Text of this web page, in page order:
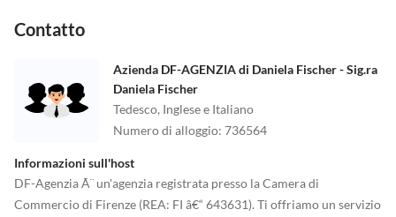
rappresentazioni operistiche.
Gli amanti della natura apprezzeranno la visita al Parco Naturale di
Migliarino S. Rossore con una gita in barca sul Lago di
Massaciuccoli, il piÃ¹ grande lago della Toscana.
trovano nel raggio di 2 a 4 chilometri, per il golf a Tirrenia sono 25
chilometri.
Contatto
Azienda DF-AGENZIA di Daniela Fischer - Sig.ra
Daniela Fischer
Tedesco, Inglese e Italiano
Numero di alloggio: 736564
Informazioni sull'host
DF-Agenzia Ã¨ un'agenzia registrata presso la Camera di
Commercio di Firenze (REA: FI â€“ 643631). Ti offriamo un servizio